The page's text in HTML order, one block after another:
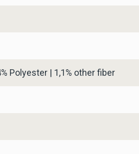
Polyester | 1,1% other fiber